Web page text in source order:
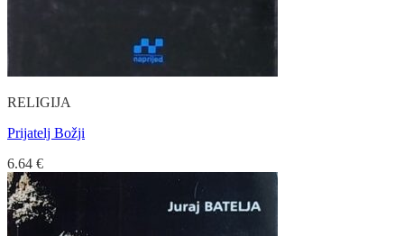
RELIGIJA
Prijatelj Božji
6.64 €